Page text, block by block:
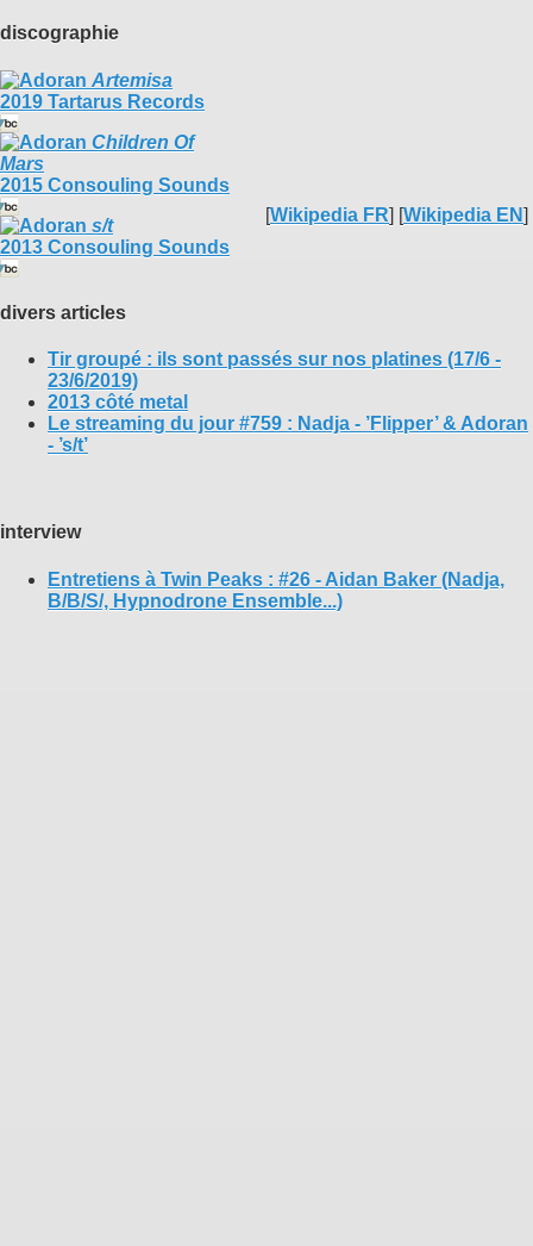
[Wikipedia FR] [Wikipedia EN]
discographie
Artemisa
2019 Tartarus Records
Children Of
Mars
2015 Consouling Sounds
s/t
2013 Consouling Sounds
divers articles
Tir groupé : ils sont passés sur nos platines (17/6 -
23/6/2019)
2013 côté metal
Le streaming du jour #759 : Nadja - ’Flipper’ & Adoran
- ’s/t’
interview
Entretiens à Twin Peaks : #26 - Aidan Baker (Nadja,
B/B/S/, Hypnodrone Ensemble...)